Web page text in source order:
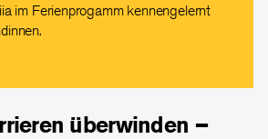
im Ferienprogamm kennengelernt
überwinden –